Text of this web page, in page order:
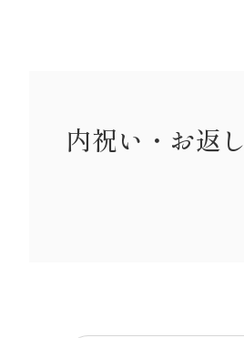
内祝い・お返し